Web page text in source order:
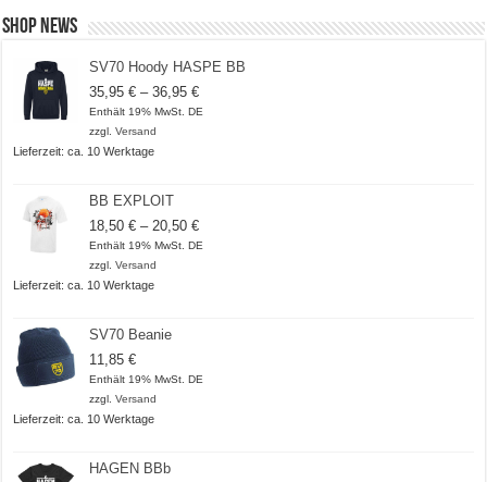
Shop News
SV70 Hoody HASPE BB
35,95€ –36,95€Preisspanne:
35,95 €
Enthält 19% MwSt. DE
zzgl.Versand
Lieferzeit: ca. 10 Werktage
BB EXPLOIT
18,50€ – 20,50€Preisspanne:
18,50 €
Enthält 19% MwSt. DE
zzgl.Versand
Lieferzeit: ca. 10 Werktage
SV70 Beanie
11,85€
Enthält 19% MwSt. DE
zzgl.Versand
Lieferzeit: ca. 10 Werktage
HAGEN BBb